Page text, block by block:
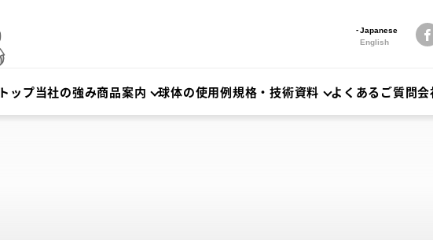
Japanese
English
トップ当社の強み商品案内 球体の使用例規格・技術資料 よくあるご質問会